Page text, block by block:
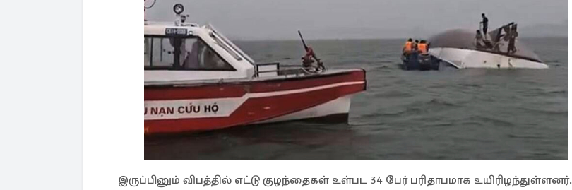
இருப்பினும் விபத்தில் எட்டு குழந்தைகள் உள்பட 34 பேர் பரிதாபமாக உயிரிழந்துள்ளனர்.